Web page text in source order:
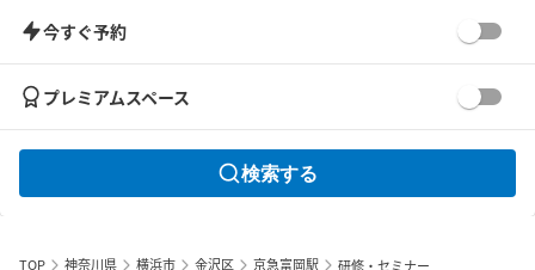
今すぐ予約
プレミアムスペース
検索する
TOP 神奈川県 横浜市 金沢区 京急富岡駅 研修・セミナー